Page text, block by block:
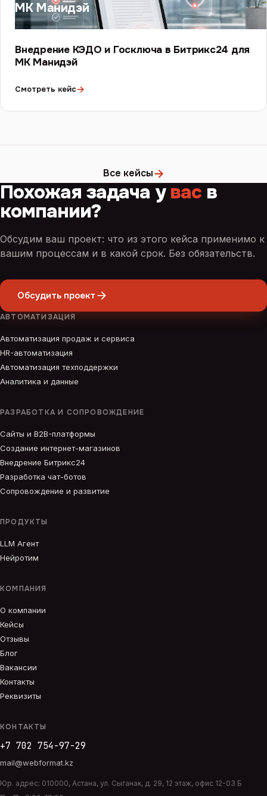
МК Манидэй
Внедрение КЭДО и Госключа в Битрикс24 для
МК Манидэй
Смотреть кейс→
Все кейсы→
Похожая задача увасв
компании?
Обсудим ваш проект: что из этого кейса применимо к
вашим процессам и в какой срок. Без обязательств.
Обсудить проект
АВТОМАТИЗАЦИЯ
Автоматизация продаж и сервиса
HR-автоматизация
Автоматизация техподдержки
Аналитика и данные
РАЗРАБОТКА И СОПРОВОЖДЕНИЕ
Сайты и B2B-платформы
Создание интернет-магазинов
Внедрение Битрикс24
Разработка чат-ботов
Сопровождение и развитие
ПРОДУКТЫ
LLM Агент
Нейротим
КОМПАНИЯ
О компании
Кейсы
Отзывы
Блог
Вакансии
Контакты
Реквизиты
КОНТАКТЫ
+7 702 754-97-29
mail@webformat.kz
Юр. адрес: 010000, Астана, ул. Сыганак, д. 29, 12 этаж, офис 12-03 Б